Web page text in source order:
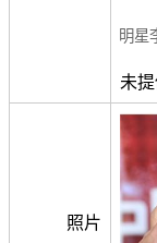
明星
未
照片